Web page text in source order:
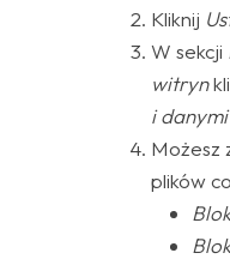
Kliknij
W sekcji
witryn
i
Możesz
plików